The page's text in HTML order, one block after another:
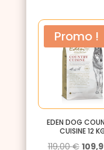
initial
était :
92,50
Promo !
EDEN DOG
CUISINE 12
119,00€ Le